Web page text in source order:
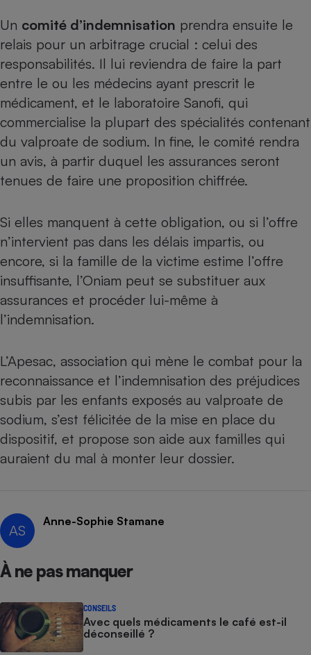
Un comité d’indemnisation prendra ensuite le
relais pour un arbitrage crucial : celui des
responsabilités. Il lui reviendra de faire la part
entre le ou les médecins ayant prescrit le
médicament, et le laboratoire Sanofi, qui
commercialise la plupart des spécialités contenant
du valproate de sodium. In fine, le comité rendra
un avis, à partir duquel les assurances seront
tenues de faire une proposition chiffrée.
Si elles manquent à cette obligation, ou si l’offre
n’intervient pas dans les délais impartis, ou
encore, si la famille de la victime estime l’offre
insuffisante, l’Oniam peut se substituer aux
assurances et procéder lui-même à
l’indemnisation.
L’Apesac, association qui mène le combat pour la
reconnaissance et l’indemnisation des préjudices
subis par les enfants exposés au valproate de
sodium, s’est félicitée de la mise en place du
dispositif, et propose son aide aux familles qui
auraient du mal à monter leur dossier.
AS
Anne-Sophie Stamane
À ne pas manquer
CONSEILS
Avec quels médicaments le café est-il
déconseillé ?
Cafetière à expressos